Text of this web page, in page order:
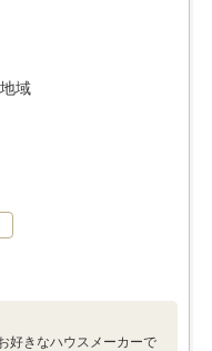
域
好きなハウスメーカーで